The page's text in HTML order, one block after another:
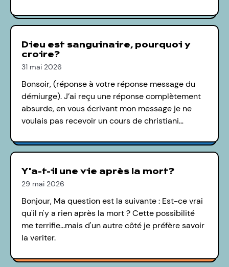
Dieu est sanguinaire, pourquoi y
croire?
31 mai 2026
Bonsoir, (réponse à votre réponse message du
démiurge). J’ai reçu une réponse complètement
absurde, en vous écrivant mon message je ne
voulais pas recevoir un cours de christiani…
Y'a-t-il une vie après la mort?
29 mai 2026
Bonjour, Ma question est la suivante : Est-ce vrai
qu'il n'y a rien après la mort ? Cette possibilité
me terrifie...mais d'un autre côté je préfère savoir
la veriter.